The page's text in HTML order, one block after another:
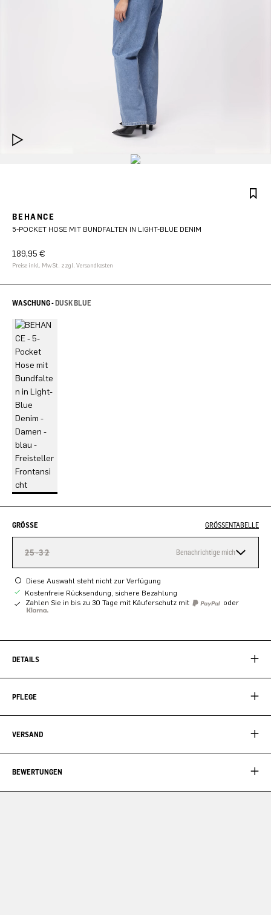
BEHANCE
5-POCKET HOSE MIT BUNDFALTEN IN LIGHT-BLUE DENIM
189,95 €
Preise inkl. MwSt. zzgl. Versandkosten
WASCHUNG -DUSK BLUE
GRÖSSE GRÖSSENTABELLE
25-32 Benachrichtige mich
Diese Auswahl steht nicht zur Verfügung
Kostenfreie Rücksendung, sichere Bezahlung
Zahlen Sie in bis zu 30 Tage mit Käuferschutz mit
oder
DETAILS
PFLEGE
VERSAND
BEWERTUNGEN